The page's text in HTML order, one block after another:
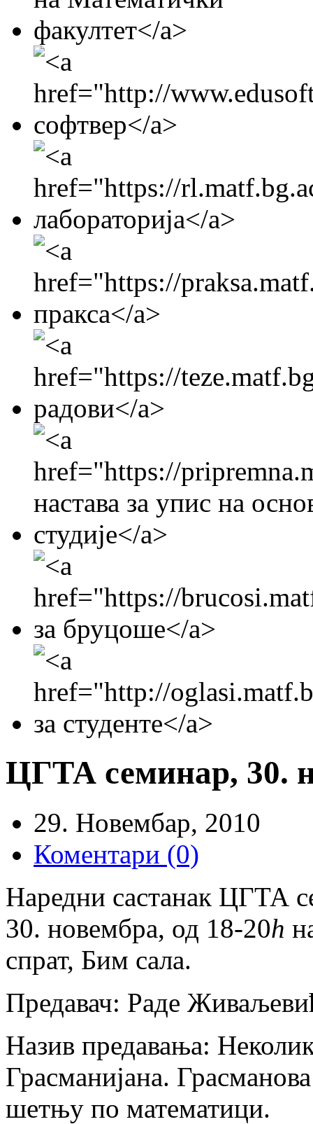
ЦГТА семинар, 30.
29. Новембар, 2010
Коментари (0)
Наредни састанак ЦГТА
30. новембра, од 18-20h
спрат, Бим сала.
Предавач: Раде
Назив предавања:
Грасманијана.
шетњу по математици.